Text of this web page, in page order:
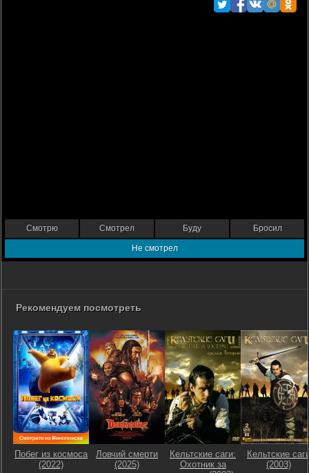
Смотрю Смотрел Буду Бросил
Не смотрел
Рекомендуем посмотреть
Побег из космоса
(2022)
Ловчий смерти
(2025)
Кельтские саги:
Охотник за
Кельтские
(2003)